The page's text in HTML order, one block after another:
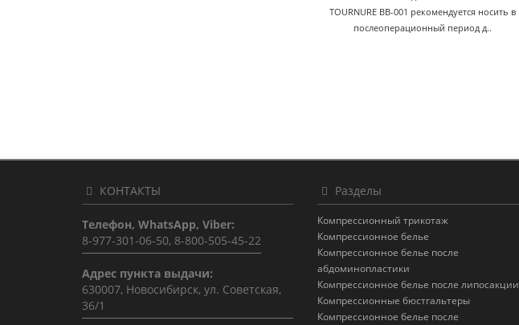
TOURNURE BB-001 рекомендуется носить в
послеоперационный период д..
КОНТАКТЫ
Телефон, WhatsApp, Viber:
8-977-301-06-50, 8-800-505-45-22
Адрес пункта выдачи:
630007, Новосибирск, ул. Советская,
36/1
Разделы
Компрессионный трикотаж
Компрессионное белье
Компрессионное белье после
абдоминопластики
Компрессионное белье после липосакции
Компрессионные бюстгальтеры
Компрессионное белье после